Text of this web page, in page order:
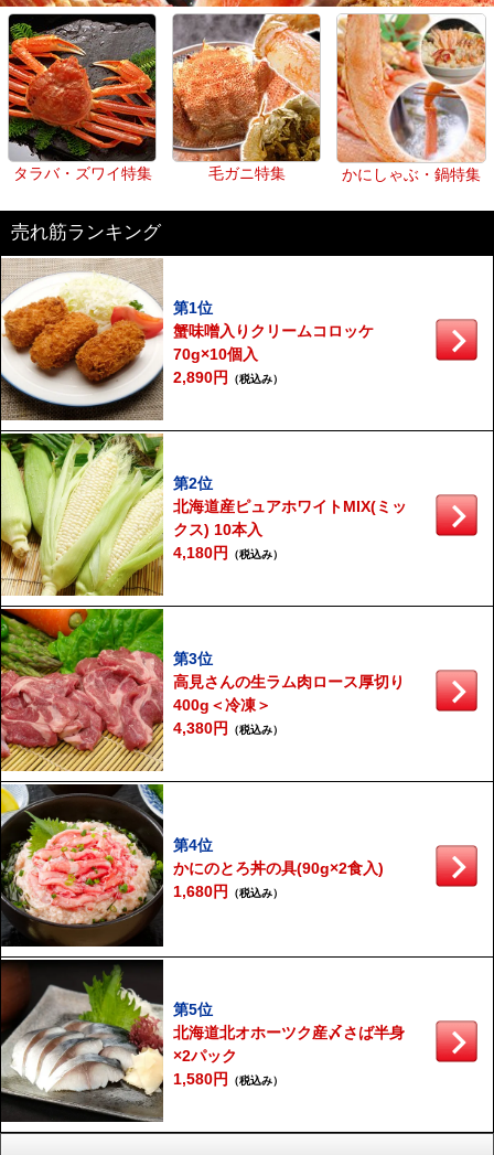
タラバ・ズワイ特集 毛ガニ特集 かにしゃぶ・鍋特集
売れ筋ランキング
第1位
蟹味噌入りクリームコロッケ
70g×10個入
2,890円
（税込み）
第2位
北海道産ピュアホワイトMIX(ミッ
クス) 10本入
4,180円
（税込み）
第3位
高見さんの生ラム肉ロース厚切り
400g＜冷凍＞
4,380円
（税込み）
第4位
かにのとろ丼の具(90g×2食入)
1,680円
（税込み）
第5位
北海道北オホーツク産〆さば半身
×2パック
1,580円
（税込み）